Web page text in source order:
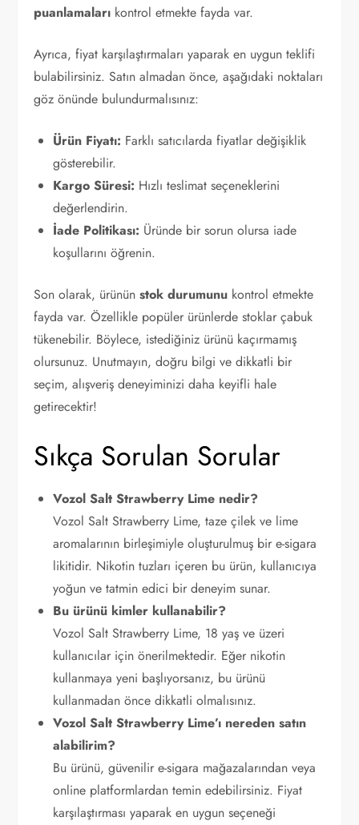
puanlamaları kontrol etmekte fayda var.
Ayrıca, fiyat karşılaştırmaları yaparak en uygun teklifi
bulabilirsiniz. Satın almadan önce, aşağıdaki noktaları
göz önünde bulundurmalısınız:
Ürün Fiyatı: Farklı satıcılarda fiyatlar değişiklik
gösterebilir.
Kargo Süresi: Hızlı teslimat seçeneklerini
değerlendirin.
İade Politikası: Üründe bir sorun olursa iade
koşullarını öğrenin.
Son olarak, ürününstok durumunu kontrol etmekte
fayda var. Özellikle popüler ürünlerde stoklar çabuk
tükenebilir. Böylece, istediğiniz ürünü kaçırmamış
olursunuz. Unutmayın, doğru bilgi ve dikkatli bir
seçim, alışveriş deneyiminizi daha keyifli hale
getirecektir!
Sıkça Sorulan Sorular
Vozol Salt Strawberry Lime nedir?
Vozol Salt Strawberry Lime, taze çilek ve lime
aromalarının birleşimiyle oluşturulmuş bir e-sigara
likitidir. Nikotin tuzları içeren bu ürün, kullanıcıya
yoğun ve tatmin edici bir deneyim sunar.
Bu ürünü kimler kullanabilir?
Vozol Salt Strawberry Lime, 18 yaş ve üzeri
kullanıcılar için önerilmektedir. Eğer nikotin
kullanmaya yeni başlıyorsanız, bu ürünü
kullanmadan önce dikkatli olmalısınız.
Vozol Salt Strawberry Lime’ı nereden satın
alabilirim?
Bu ürünü, güvenilir e-sigara mağazalarından veya
online platformlardan temin edebilirsiniz. Fiyat
karşılaştırması yaparak en uygun seçeneği